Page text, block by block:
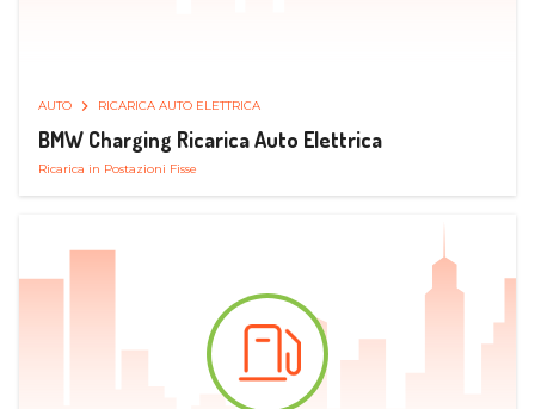
AUTO RICARICA AUTO ELETTRICA
BMW Charging Ricarica Auto Elettrica
Ricarica in Postazioni Fisse